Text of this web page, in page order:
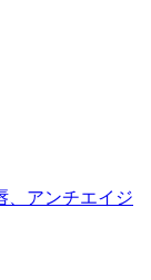
、アンチエイジ